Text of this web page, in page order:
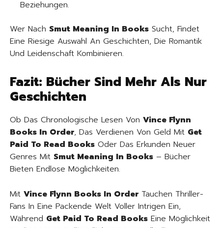
Beziehungen.
Wer Nach Smut Meaning In Books Sucht, Findet
Eine Riesige Auswahl An Geschichten, Die Romantik
Und Leidenschaft Kombinieren.
Fazit: Bücher Sind Mehr Als Nur
Geschichten
Ob Das Chronologische Lesen Von Vince Flynn
Books In Order, Das Verdienen Von Geld Mit Get
Paid To Read Books Oder Das Erkunden Neuer
Genres Mit Smut Meaning In Books – Bücher
Bieten Endlose Möglichkeiten.
Mit Vince Flynn Books In Order Tauchen Thriller-
Fans In Eine Packende Welt Voller Intrigen Ein,
Während Get Paid To Read Books Eine Möglichkeit